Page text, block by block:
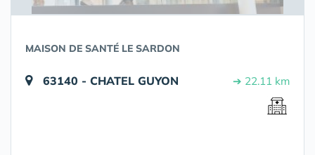
MAISON DE SANTÉ LE SARDON
63140 - CHATEL GUYON ➔ 22.11 km